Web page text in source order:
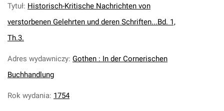
Tytuł: Historisch-Kritische Nachrichten von
verstorbenen Gelehrten und deren Schriften...Bd. 1,
Th.3.
Adres wydawniczy: Gothen : In der Cornerischen
Buchhandlung
Rok wydania: 1754